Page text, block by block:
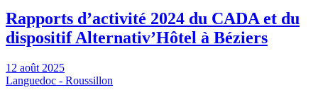
Rapports d’activité 2024 du CADA et du
dispositif Alternativ’Hôtel à Béziers
12 août 2025
Languedoc - Roussillon